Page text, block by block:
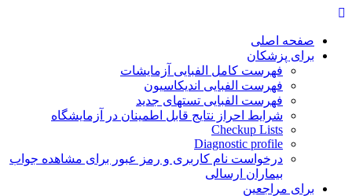
Skip
contentصفحه اصلی
برای پزشکان
فهرست کامل الفبایی آزمایشات
فهرست الفبایی اندیکاسیون
فهرست الفبایی تستهای جدید
شرایط احراز نتایج قابل اطمینان در آزمایشگاه
Checkup Lists
Diagnostic profile
درخواست نام کاربری و رمز عبور برای مشاهده جواب
بیماران ارسالی
برای مراجعین